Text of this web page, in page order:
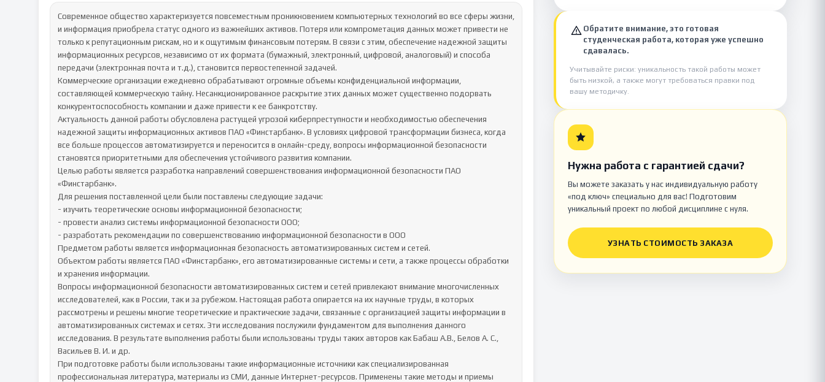
Современное общество характеризуется повсеместным проникновением компьютерных технологий во все сферы жизни,
и информация приобрела статус одного из важнейших активов. Потеря или компрометация данных может привести не
только к репутационным рискам, но и к ощутимым финансовым потерям. В связи с этим, обеспечение надежной защиты
информационных ресурсов, независимо от их формата (бумажный, электронный, цифровой, аналоговый) и способа
передачи (электронная почта и т.д.), становится первостепенной задачей.
Коммерческие организации ежедневно обрабатывают огромные объемы конфиденциальной информации,
составляющей коммерческую тайну. Несанкционированное раскрытие этих данных может существенно подорвать
конкурентоспособность компании и даже привести к ее банкротству.
Актуальность данной работы обусловлена растущей угрозой киберпреступности и необходимостью обеспечения
надежной защиты информационных активов ПАО «Финстарбанк». В условиях цифровой трансформации бизнеса, когда
все больше процессов автоматизируется и переносится в онлайн-среду, вопросы информационной безопасности
становятся приоритетными для обеспечения устойчивого развития компании.
Целью работы является разработка направлений совершенствования информационной безопасности ПАО
«Финстарбанк».
Для решения поставленной цели были поставлены следующие задачи:
- изучить теоретические основы информационной безопасности‬‬;
- провести анализ системы информационной безопасности ООО;
- разработать рекомендации по совершенствованию информационной безопасности в ООО
Предметом работы является информационная безопасность автоматизированных систем и сетей.
Объектом работы является ПАО «Финстарбанк», его автоматизированные системы и сети, а также процессы обработки
и хранения информации.
Вопросы информационной безопасности автоматизированных систем и сетей привлекают внимание многочисленных
исследователей, как в России, так и за рубежом. Настоящая работа опирается на их научные труды, в которых
рассмотрены и решены многие теоретические и практические задачи, связанные с организацией защиты информации в
автоматизированных системах и сетях. Эти исследования послужили фундаментом для выполнения данного
исследования. В результате выполнения работы были использованы труды таких авторов как Бабаш А.В., Белов А. С.,
Васильев В. И. и др.
При подготовке работы были использованы такие информационные источники как специализированная
профессиональная литература, материалы из СМИ, данные Интернет-ресурсов. Применены такие методы и приемы
Обратите внимание, это готовая
студенческая работа, которая уже успешно
сдавалась.
Учитывайте риски: уникальность такой работы может
быть низкой, а также могут требоваться правки под
вашу методичку.
Нужна работа с гарантией сдачи?
Вы можете заказать у нас индивидуальную работу
«под ключ» специально для вас! Подготовим
уникальный проект по любой дисциплине с нуля.
УЗНАТЬ СТОИМОСТЬ ЗАКАЗА